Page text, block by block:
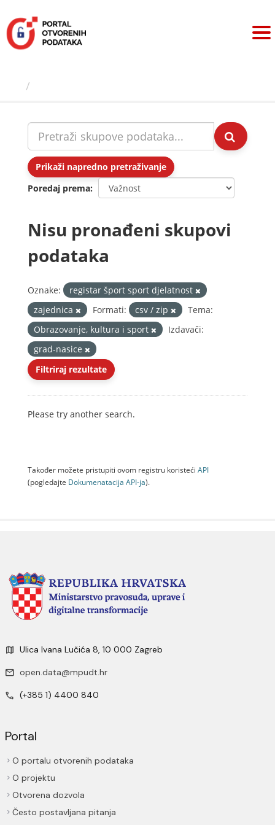
sadržaj
Prikaži napredno pretraživanje
Poredaj prema
Nisu pronađeni skupovi
podataka
Oznake:
registar šport sport djelatnost
zajednica
Formati: csv / zip
Tema:
Obrazovanje, kultura i sport
Izdavači:
grad-nasice
Filtriraj rezultate
Please try another search.
Također možete pristupiti ovom registru koristeći API
(pogledajte Dokumenаtаcijа API-jа).